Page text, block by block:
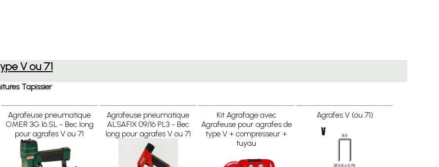
V ou 71
Tapissier
Agrafeuse pneumatique
OMER 3G.16.SL - Bec long
pour agrafes V ou 71
Agrafeuse pneumatique
ALSAFIX 09/16 PL3 - Bec
long pour agrafes V ou 71
Kit Agrafage avec
Agrafeuse pour agrafes de
type V + compresseur +
tuyau
Agrafes V (ou 71)